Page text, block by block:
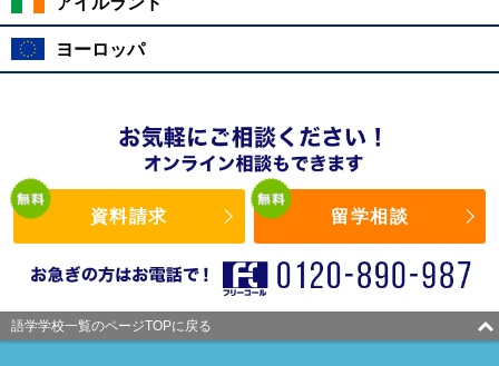
ヨーロッパ
資料請求 留学相談
語学学校一覧のページTOPに戻る